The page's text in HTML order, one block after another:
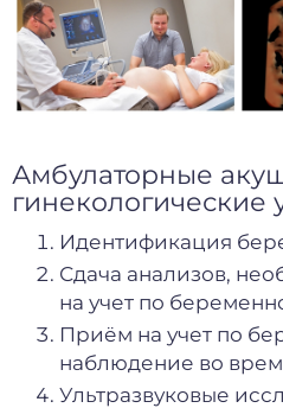
Амбулаторные
гинекологические
Идентификация
Сдача анализов,
на учет по
Приём на учет по
наблюдение во
Ультразвуковые